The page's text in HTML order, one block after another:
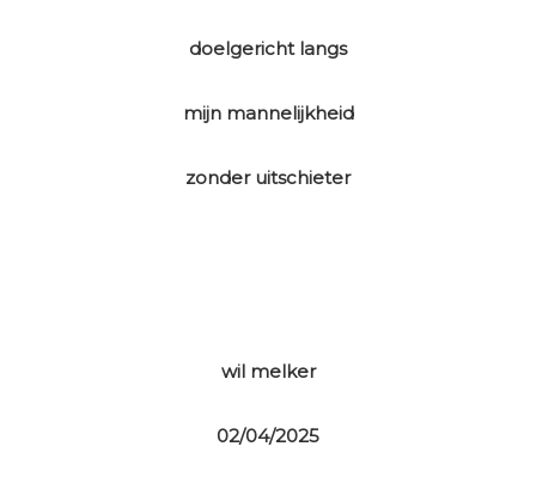
doelgericht langs
mijn mannelijkheid
zonder uitschieter
wil melker
02/04/2025